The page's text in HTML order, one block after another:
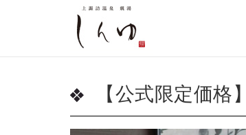
【公式限定価格